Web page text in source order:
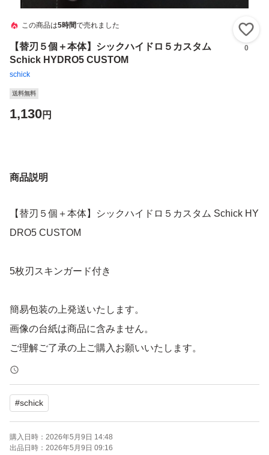
この商品は5時間で売れました
【替刃５個＋本体】シックハイドロ５カスタム
Schick HYDRO5 CUSTOM
schick
0
送料無料
1,130円
商品説明
【替刃５個＋本体】シックハイドロ５カスタム Schick HY
DRO5 CUSTOM
5枚刃スキンガード付き
簡易包装の上発送いたします。
画像の台紙は商品に含みません。
ご理解ご了承の上ご購入お願いいたします。
〈原産国〉替刃： アメリカ製
ホルダー：中国製
シェービング剤：中国製
#schick
購入日時： 2026年5月9日 14:48
出品日時： 2026年5月9日 09:16